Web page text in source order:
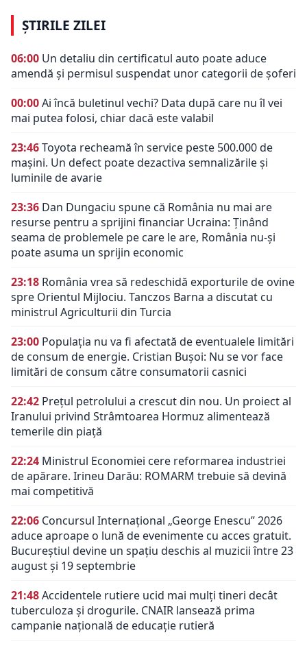
ȘTIRILE ZILEI
06:00 Un detaliu din certificatul auto poate aduce
amendă și permisul suspendat unor categorii de șoferi
00:00Ai încă buletinul vechi? Data după care nu îl vei
mai putea folosi, chiar dacă este valabil
23:46Toyota recheamă în service peste 500.000 de
mașini. Un defect poate dezactiva semnalizările și
luminile de avarie
23:36 Dan Dungaciu spune că România nu mai are
resurse pentru a sprijini financiar Ucraina: Ținând
seama de problemele pe care le are, România nu-și
poate asuma un sprijin economic
23:18 România vrea să redeschidă exporturile de ovine
spre Orientul Mijlociu. Tanczos Barna a discutat cu
ministrul Agriculturii din Turcia
23:00 Populația nu va fi afectată de eventualele limitări
de consum de energie. Cristian Bușoi: Nu se vor face
limitări de consum către consumatorii casnici
22:42 Prețul petrolului a crescut din nou. Un proiect al
Iranului privind Strâmtoarea Hormuz alimentează
temerile din piață
22:24 Ministrul Economiei cere reformarea industriei
de apărare. Irineu Darău: ROMARM trebuie să devină
mai competitivă
22:06 Concursul Internațional „George Enescu” 2026
aduce aproape o lună de evenimente cu acces gratuit.
Bucureștiul devine un spațiu deschis al muzicii între 23
august și 19 septembrie
21:48Accidentele rutiere ucid mai mulți tineri decât
tuberculoza și drogurile. CNAIR lansează prima
campanie națională de educație rutieră